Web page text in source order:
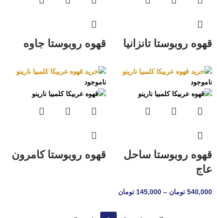
قهوه روبوستا تانزانیا قهوه روبوستا جاوه
ناموجود
قهوه روبوستا ساحل
عاج
540,000 تومان –
145,000 تومان
ناموجود
قهوه روبوستا کامرون